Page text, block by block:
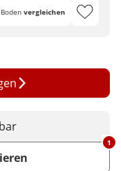
Boden vergleichen
1